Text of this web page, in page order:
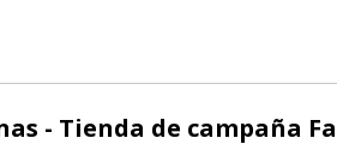
- Tienda de campaña